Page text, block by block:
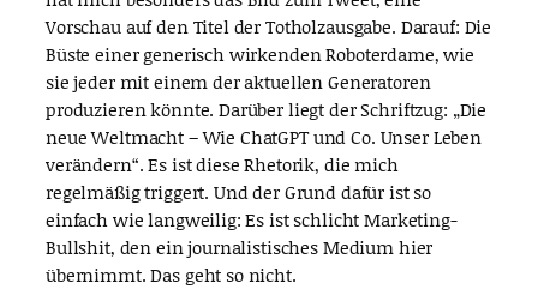
Vorschau auf den Titel der Totholzausgabe. Darauf: Die
Büste einer generisch wirkenden Roboterdame, wie
sie jeder mit einem der aktuellen Generatoren
produzieren könnte. Darüber liegt der Schriftzug: „Die
neue Weltmacht – Wie ChatGPT und Co. Unser Leben
verändern“. Es ist diese Rhetorik, die mich
regelmäßig triggert. Und der Grund dafür ist so
einfach wie langweilig: Es ist schlicht Marketing-
Bullshit, den ein journalistisches Medium hier
übernimmt. Das geht so nicht.